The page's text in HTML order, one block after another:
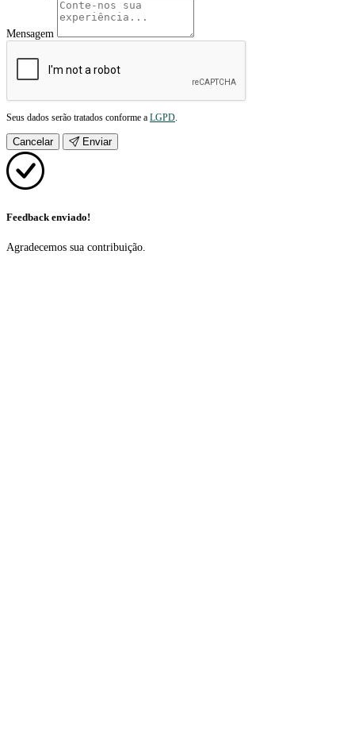
Mensagem
Seus dados serão tratados conforme a LGPD.
Cancelar Enviar
Feedback enviado!
Agradecemos sua contribuição.